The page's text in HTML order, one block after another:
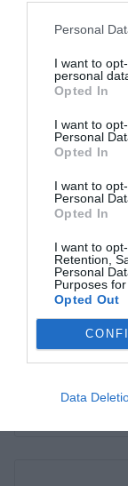
Personal
I want to
personal
Opted In
I want to
Personal
Opted In
I want to
Personal
Opted In
I want to
Retention,
Personal
Purposes
Opted Out
Data
Ευρετήριο όρων
Σύνδεσμοι